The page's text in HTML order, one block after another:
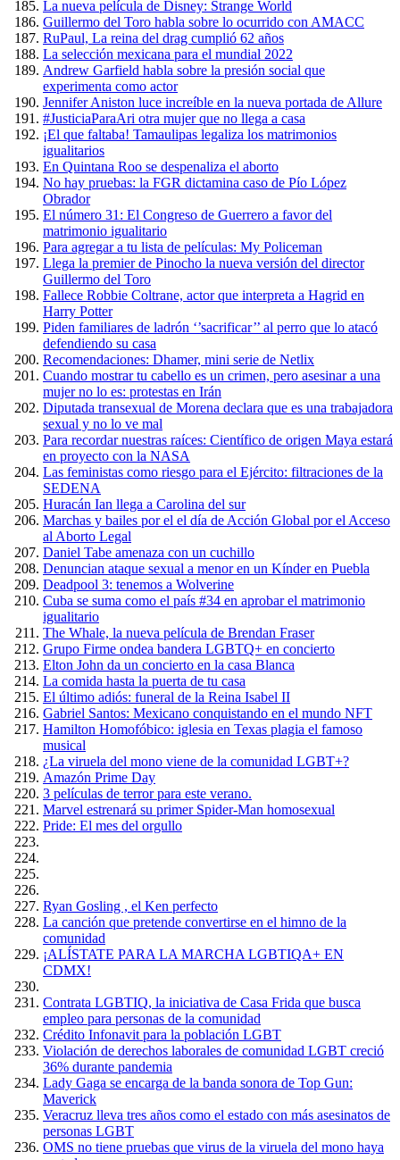
La nueva película de Disney: Strange World
Guillermo del Toro habla sobre lo ocurrido con AMACC
RuPaul, La reina del drag cumplió 62 años
La selección mexicana para el mundial 2022
Andrew Garfield habla sobre la presión social que
experimenta como actor
Jennifer Aniston luce increíble en la nueva portada de Allure
#JusticiaParaAri otra mujer que no llega a casa
¡El que faltaba! Tamaulipas legaliza los matrimonios
igualitarios
En Quintana Roo se despenaliza el aborto
No hay pruebas: la FGR dictamina caso de Pío López
Obrador
El número 31: El Congreso de Guerrero a favor del
matrimonio igualitario
Para agregar a tu lista de películas: My Policeman
Llega la premier de Pinocho la nueva versión del director
Guillermo del Toro
Fallece Robbie Coltrane, actor que interpreta a Hagrid en
Harry Potter
Piden familiares de ladrón ‘’sacrificar’’ al perro que lo atacó
defendiendo su casa
Recomendaciones: Dhamer, mini serie de Netlix
Cuando mostrar tu cabello es un crimen, pero asesinar a una
mujer no lo es: protestas en Irán
Diputada transexual de Morena declara que es una trabajadora
sexual y no lo ve mal
Para recordar nuestras raíces: Científico de origen Maya estará
en proyecto con la NASA
Las feministas como riesgo para el Ejército: filtraciones de la
SEDENA
Huracán Ian llega a Carolina del sur
Marchas y bailes por el el día de Acción Global por el Acceso
al Aborto Legal
Daniel Tabe amenaza con un cuchillo
Denuncian ataque sexual a menor en un Kínder en Puebla
Deadpool 3: tenemos a Wolverine
Cuba se suma como el país #34 en aprobar el matrimonio
igualitario
The Whale, la nueva película de Brendan Fraser
Grupo Firme ondea bandera LGBTQ+ en concierto
Elton John da un concierto en la casa Blanca
La comida hasta la puerta de tu casa
El último adiós: funeral de la Reina Isabel II
Gabriel Santos: Mexicano conquistando en el mundo NFT
Hamilton Homofóbico: iglesia en Texas plagia el famoso
musical
¿La viruela del mono viene de la comunidad LGBT+?
Amazón Prime Day
3 películas de terror para este verano.
Marvel estrenará su primer Spider-Man homosexual
Pride: El mes del orgullo
Ryan Gosling , el Ken perfecto
La canción que pretende convertirse en el himno de la
comunidad
¡ALÍSTATE PARA LA MARCHA LGBTIQA+ EN
CDMX!
Contrata LGBTIQ, la iniciativa de Casa Frida que busca
empleo para personas de la comunidad
Crédito Infonavit para la población LGBT
Violación de derechos laborales de comunidad LGBT creció
36% durante pandemia
Lady Gaga se encarga de la banda sonora de Top Gun:
Maverick
Veracruz lleva tres años como el estado con más asesinatos de
personas LGBT
OMS no tiene pruebas que virus de la viruela del mono haya